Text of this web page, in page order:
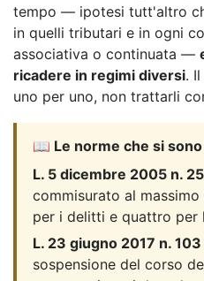
tempo — ipotesi tutt'altro
in quelli tributari e in ogni
associativa o continuata —
ricadere in regimi diversi.
uno per uno, non trattarli
📖 Le norme che si
L. 5 dicembre 2005 n.
commisurato al
per i delitti e quattro per
L. 23 giugno 2017 n. 103
sospensione del corso